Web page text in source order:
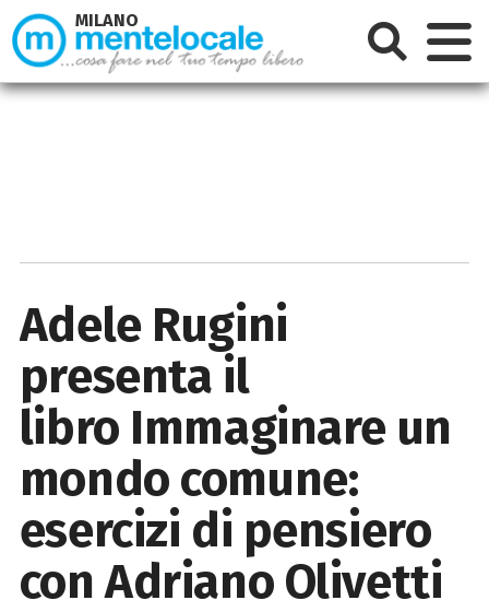
Adele Rugini
presenta il
libro Immaginare un
mondo comune:
esercizi di pensiero
con Adriano Olivetti
MILANO